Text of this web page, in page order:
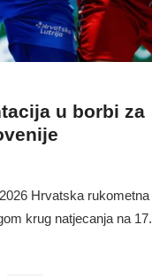
u borbi za
Hrvatska rukometna
krug natjecanja na 17.